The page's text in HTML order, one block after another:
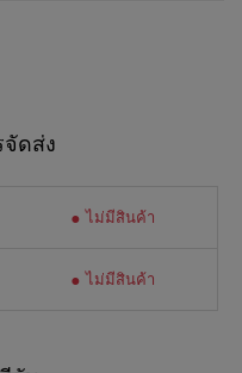
จัดส่ง
ไม่มีสินค้า
ไม่มีสินค้า